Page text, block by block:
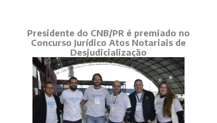
Presidente do CNB/PR é premiado no
Concurso Jurídico Atos Notariais de
Desjudicialização